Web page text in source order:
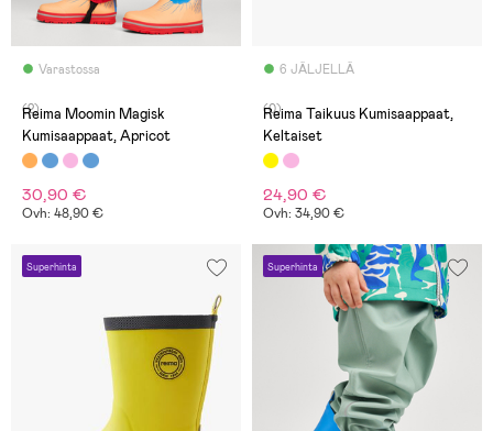
Varastossa
(2)
Reima Moomin Magisk
Kumisaappaat, Apricot
30,90 €
Ovh: 48,90 €
6 JÄLJELLÄ
(0)
Reima Taikuus Kumisaappaat,
Keltaiset
24,90 €
Ovh: 34,90 €
Superhinta Superhinta